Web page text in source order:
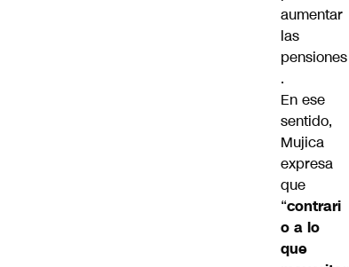
aumentar
las
pensiones
.
En ese
sentido,
Mujica
expresa
que
“contrari
o a lo
que